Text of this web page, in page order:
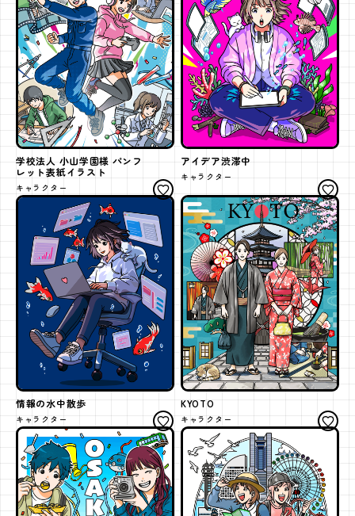
学校法人 小山学園様 パンフ
レット表紙イラスト
キャラクター
アイデア渋滞中
キャラクター
情報の水中散歩
キャラクター
KYOTO
キャラクター